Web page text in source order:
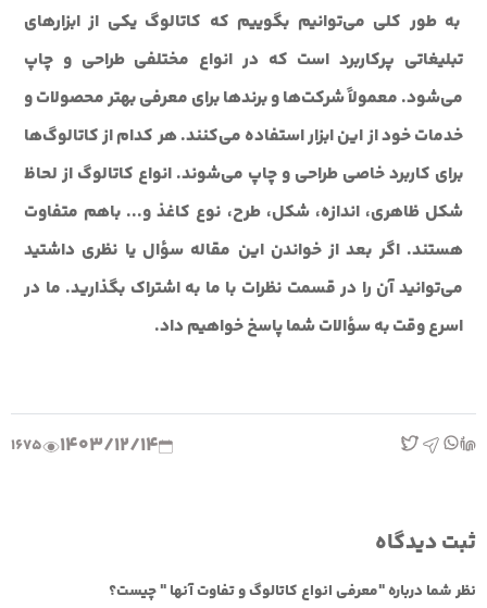
به طور کلی می‌توانیم بگوییم که کاتالوگ یکی از ابزارهای
تبلیغاتی پرکاربرد است که در انواع مختلفی طراحی و چاپ
می‌شود. معمولاً شرکت‌ها و برندها برای معرفی بهتر محصولات و
خدمات خود از این ابزار استفاده می‌کنند. هر کدام از کاتالوگ‌ها
برای کاربرد خاصی طراحی و چاپ می‌شوند. انواع کاتالوگ از لحاظ
شکل ظاهری، اندازه، شکل، طرح، نوع کاغذ و... باهم متفاوت
هستند. اگر بعد از خواندن این مقاله سؤال یا نظری داشتید
می‌توانید آن را در قسمت نظرات با ما به اشتراک بگذارید. ما در
اسرع وقت به سؤالات شما پاسخ خواهیم داد.
1403/12/14
1675
ثبت دیدگاه
نظر شما درباره "معرفی انواع کاتالوگ و تفاوت آنها " چیست؟